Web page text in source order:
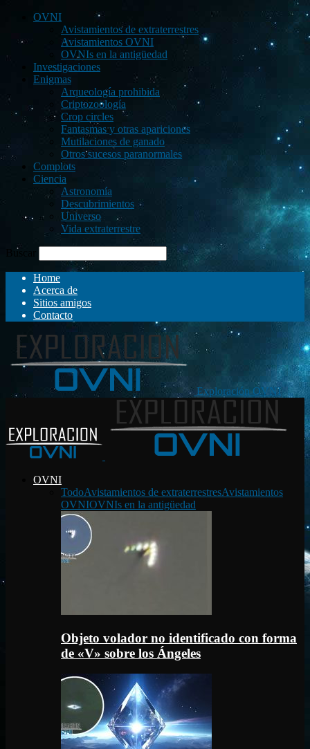
OVNI
Avistamientos de extraterrestres
Avistamientos OVNI
OVNIs en la antigüedad
Investigaciones
Enigmas
Arqueología prohibida
Criptozoología
Crop circles
Fantasmas y otras apariciones
Mutilaciones de ganado
Otros sucesos paranormales
Complots
Ciencia
Astronomía
Descubrimientos
Universo
Vida extraterrestre
Buscar
Home
Acerca de
Sitios amigos
Contacto
Exploración OVNI
OVNI
TodoAvistamientos de extraterrestresAvistamientos
OVNIOVNIs en la antigüedad
Objeto volador no identificado con forma
de «V» sobre los Ángeles